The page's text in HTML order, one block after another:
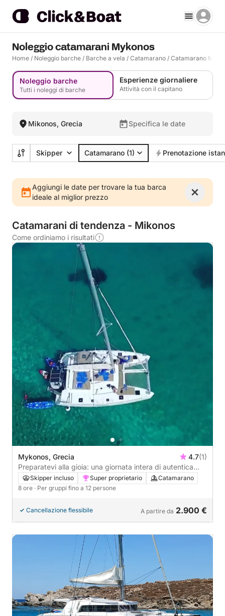
Noleggio catamarani Mykonos
Home / Noleggio barche / Barche a vela / Catamarano / Catamarano
Noleggio barche
Tutti i noleggi di barche
Esperienze giornaliere
Attività con il capitano
Mikonos, Grecia Specifica le date
Skipper Catamarano (1) Prenotazione
Aggiungi le date per trovare la tua barca
ideale al miglior prezzo
Catamarani di tendenza - Mikonos
Come ordiniamo i risultati
Mykonos, Grecia 4.7(1)
Preparatevi alla gioia: una giornata intera di autentica
navigazione a vela a Mykonos su un catamarano.
Skipper incluso Super proprietario
Catamarano
8 ore · Per gruppi fino a 12 persone
Cancellazione flessibile A partire da 2.900 €